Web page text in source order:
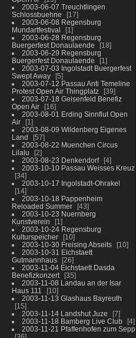
2003-06-07 Treuchtlingen
Schlossbuehne
17
2003-06-08 Regensburg
Mundartfestival
1
2003-06-28 Regensburg
Buergerfest Donaulaende
18
2003-06-29 Regensburg
Buergerfest Donaulaende
1
2003-07-03 Ingolstadt Buergerfest
Swept Away
5
2003-07-12 Passau Anti Temeline
Protest Open Air Thingplatz
39
2003-07-18 Geisenfeld Benefiz
Open Air
16
2003-08-01 Erding Sinnflut Open
Air
1
2003-08-09 Wildenberg Eigenes
Land
57
2003-08-22 Muenchen Circus
Lilalu
2
2003-08-23 Denkendorf
4
2003-10-10 Passau Weisses Kreuz
34
2003-10-17 Ingolstadt-Ohrakel
14
2003-10-18 Pappenheim
Reloaded Summer
43
2003-10-23 Nuernberg
Kunstverein
1
2003-10-24 Regensburg
Kulturspeicher
10
2003-10-30 Freising Abseits
10
2003-10-31 Eichstaett
Gutmannhaus
26
2003-11-04 Eichstaett Dasda
Benefizkonzert
35
2003-11-08 Landau an der Isar
Haus 111
10
2003-11-13 Glashaus Bayreuth
15
2003-11-14 Landshut Juze
7
2003-11-18 Bamberg Live Club
4
2003-11-21 Pfaffenhofen zum Sepp
36